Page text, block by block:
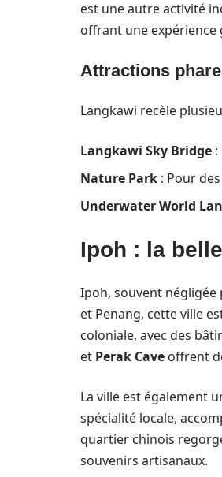
est une autre activité
offrant une
Attractions
Langkawi recèle
Langkawi Sky Bridge
Nature Park : Pour
Underwater World
Ipoh : la
Ipoh, souvent
et Penang, cette ville
coloniale, avec des
et Perak Cave offrent
La ville est également
spécialité locale,
quartier chinois
souvenirs artisanaux.